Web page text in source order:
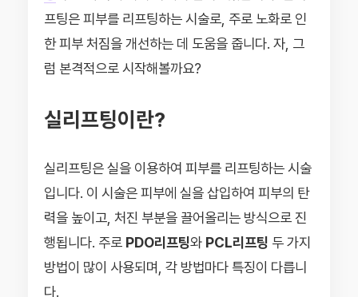
프팅은 피부를 리프팅하는 시술로, 주로 노화로 인
한 피부 처짐을 개선하는 데 도움을 줍니다. 자, 그
럼 본격적으로 시작해볼까요?
실리프팅이란?
실리프팅은 실을 이용하여 피부를 리프팅하는 시술
입니다. 이 시술은 피부에 실을 삽입하여 피부의 탄
력을 높이고, 처진 부분을 끌어올리는 방식으로 진
행됩니다. 주로 PDO리프팅와 PCL리프팅 두 가지
방법이 많이 사용되며, 각 방법마다 특징이 다릅니
다.